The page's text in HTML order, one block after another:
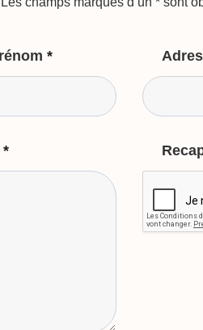
*
*